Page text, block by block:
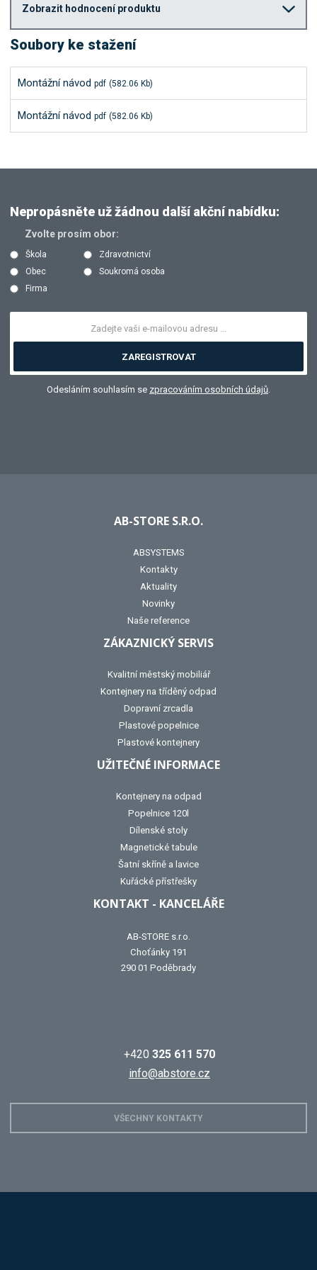
Zobrazit hodnocení produktu
Soubory ke stažení
Montážní návod pdf (582.06 Kb)
Montážní návod pdf (582.06 Kb)
Nepropásněte už žádnou další akční nabídku:
Zvolte prosím obor:
Škola
Zdravotnictví
Obec
Soukromá osoba
Firma
ZAREGISTROVAT
Odesláním souhlasím se zpracováním osobních údajů
AB-STORE S.R.O.
ABSYSTEMS
Kontakty
Aktuality
Novinky
Naše reference
ZÁKAZNICKÝ SERVIS
Kvalitní městský mobiliář
Kontejnery na tříděný odpad
Dopravní zrcadla
Plastové popelnice
Plastové kontejnery
UŽITEČNÉ INFORMACE
Kontejnery na odpad
Popelnice 120l
Dílenské stoly
Magnetické tabule
Šatní skříně a lavice
Kuřácké přístřešky
KONTAKT - KANCELÁŘE
AB-STORE s.r.o.
Choťánky 191
290 01 Poděbrady
+420 325 611 570
info@abstore.cz
VŠECHNY KONTAKTY